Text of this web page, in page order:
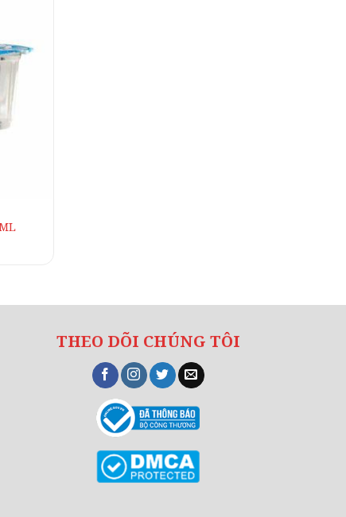
THEO DÕI CHÚNG TÔI